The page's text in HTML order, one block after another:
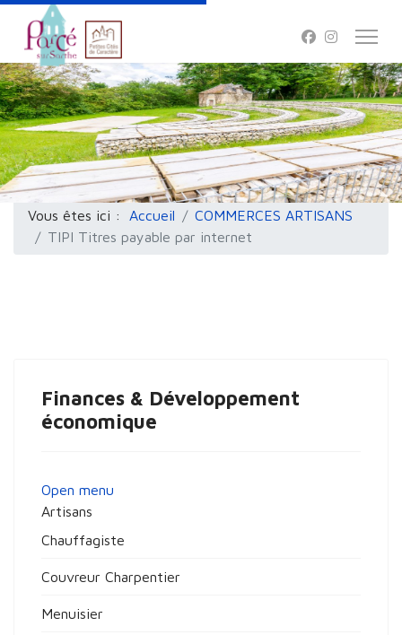
Vous êtes ici : Accueil
COMMERCES ARTISANS
TIPI Titres payable par internet
Finances & Développement
économique
Open menu
Artisans
Chauffagiste
Couvreur Charpentier
Menuisier